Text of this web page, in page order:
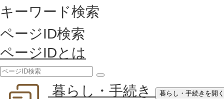
キーワード検索
ページID検索
ページIDとは
索
暮らし・手続き 暮らし・手続きを開く